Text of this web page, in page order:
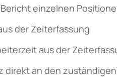
einzelnen
der Zeiterfassung
aus der
an den zuständigen